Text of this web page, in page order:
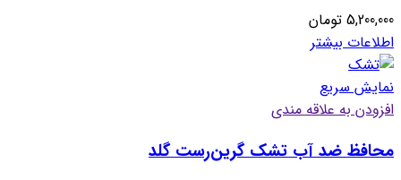
5,200,000 تومان
اطلاعات بیشتر
نمایش سریع
افزودن به علاقه مندی
محافظ ضد‌ آب تشک گرین‌رست گلد